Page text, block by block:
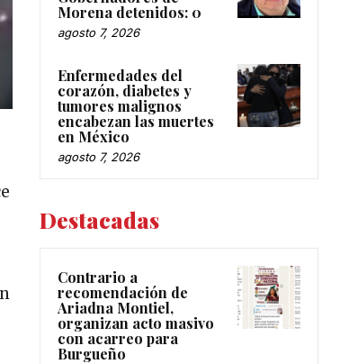
Morena detenidos: 0
agosto 7, 2026
Enfermedades del
corazón, diabetes y
tumores malignos
encabezan las muertes
en México
agosto 7, 2026
Destacadas
Contrario a
recomendación de
Ariadna Montiel,
organizan acto masivo
con acarreo para
Burgueño